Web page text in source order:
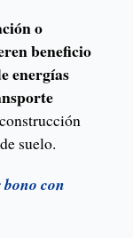
o
beneficio
energías
suelo.
con